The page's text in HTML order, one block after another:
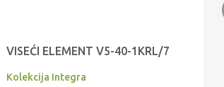
VISEĆI ELEMENT V5-40-1KRL/7
Kolekcija Integra